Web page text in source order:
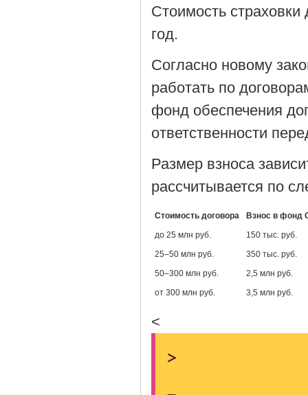
Стоимость
год.
Согласно новому
работать по
фонд обеспечения
ответственности
Размер взноса
рассчитывается по
Стоимость договора
Взнос в фонд
до 25 млн руб.
150 тыс. руб.
25–50 млн руб.
350 тыс. руб.
50–300 млн руб.
2,5 млн руб.
от 300 млн руб.
3,5 млн руб.
<
>